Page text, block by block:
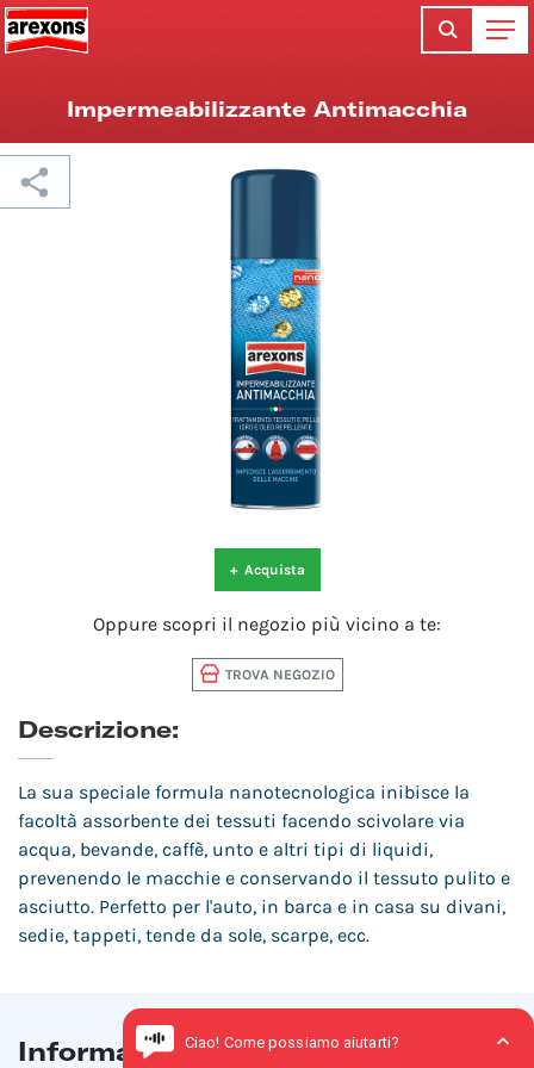
Impermeabilizzante Antimacchia
+ Acquista
Oppure scopri il negozio più vicino a te:
TROVA NEGOZIO
Descrizione:
La sua speciale formula nanotecnologica inibisce la
facoltà assorbente dei tessuti facendo scivolare via
acqua, bevande, caffè, unto e altri tipi di liquidi,
prevenendo le macchie e conservando il tessuto pulito e
asciutto. Perfetto per l'auto, in barca e in casa su divani,
sedie, tappeti, tende da sole, scarpe, ecc.
Informazioni di prodotto